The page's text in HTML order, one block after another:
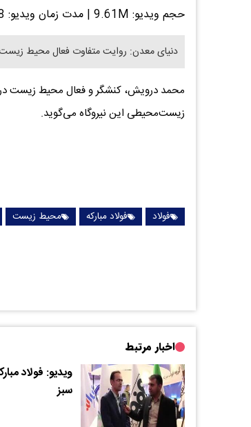
حجم ویدیو: 9.61M | مدت زمان ویدیو: 00:02:28
دنیای معدن: روایت متفاوت فعال محیط زیست
زیست‌محیطی این نیروگاه می‌گوید.
فولاد فولاد مبارکه محیط زیست
اخبار مرتبط
ویدیو: فولاد
سبز